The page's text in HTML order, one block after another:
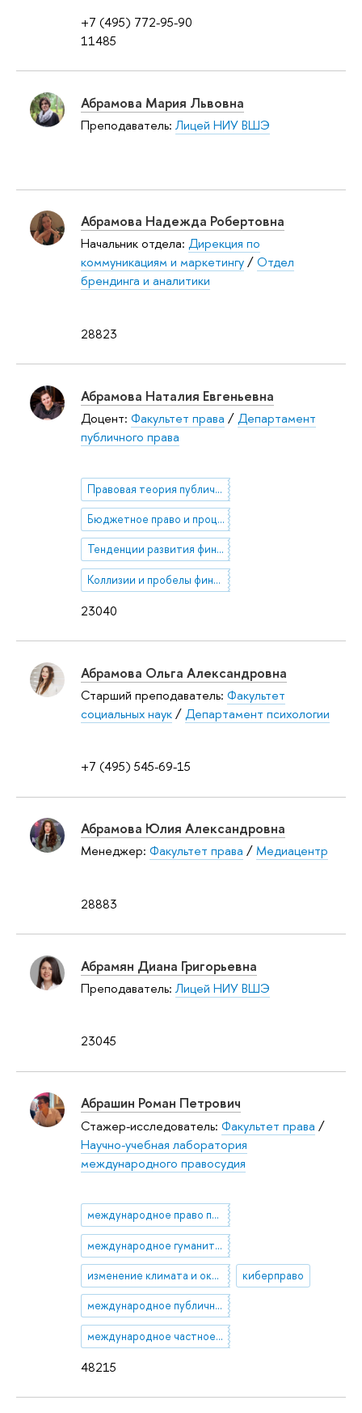
+7 (495) 772-95-90
11485
Абрамова Мария Львовна
Преподаватель: Лицей НИУ ВШЭ
28823
Абрамова Надежда Робертовна
Начальник отдела: Дирекция по
коммуникациям и маркетингу/Отдел
брендинга и аналитики
23040
Абрамова Наталия Евгеньевна
Доцент: Факультет права /Департамент
публичного права
Правовая теория публичных финансов
Бюджетное право и процесс
Тенденции развития финансового законодательства
Коллизии и пробелы финансового законодательства
+7 (495) 545-69-15
Абрамова Ольга Александровна
Старший преподаватель: Факультет
социальных наук/Департамент психологии
28883
Абрамова Юлия Александровна
Менеджер: Факультет права /Медиацентр
23045
Абрамян Диана Григорьевна
Преподаватель: Лицей НИУ ВШЭ
48215
Абрашин Роман Петрович
Стажер-исследователь: Факультет права /
Научно-учебная лаборатория
международного правосудия
международное право прав человека
международное гуманитарное право
изменение климата и окружающая среда киберправо
международное публичное право
международное частное право